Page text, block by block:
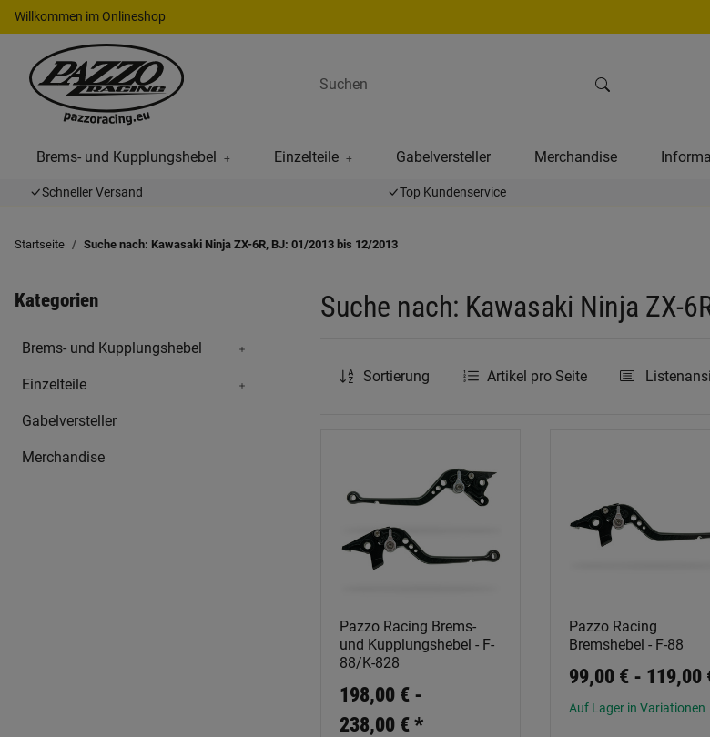
Willkommen im Onlineshop
Brems- und Kupplungshebel Einzelteile Gabelversteller Merchandise
Schneller Versand Top Kundenservice
Startseite Suche nach: Kawasaki Ninja ZX-6R, BJ: 01/2013 bis 12/2013
Suche nach: Kawasaki Ninja ZX-
Sortierung Artikel pro Seite
Pazzo Racing Brems-
und Kupplungshebel - F-
88/K-828
198,00 € -
238,00 €*
Pazzo Racing
Bremshebel - F-88
99,00 € - 119,00
Auf Lager in Variationen
Kategorien
Brems- und Kupplungshebel
Einzelteile
Gabelversteller
Merchandise